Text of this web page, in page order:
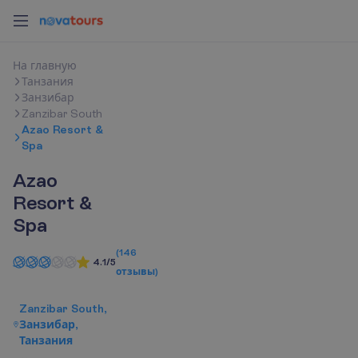
На главную
Танзания
Занзибар
Zanzibar South
Azao Resort &
Spa
Azao
Resort &
Spa
4.1/5
(146
отзывы)
Zanzibar South,
Занзибар,
Танзания